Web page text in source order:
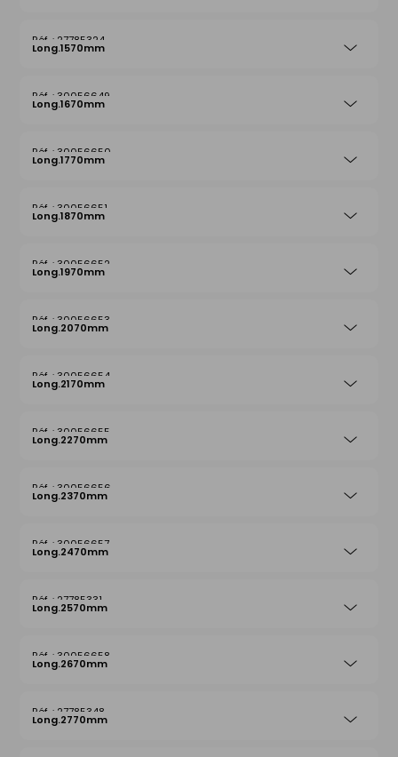
27785324
Long.1570mm
30056649
Long.1670mm
30056650
Long.1770mm
30056651
Long.1870mm
30056652
Long.1970mm
30056653
Long.2070mm
30056654
Long.2170mm
30056655
Long.2270mm
30056656
Long.2370mm
30056657
Long.2470mm
27785331
Long.2570mm
30056658
Long.2670mm
27785348
Long.2770mm